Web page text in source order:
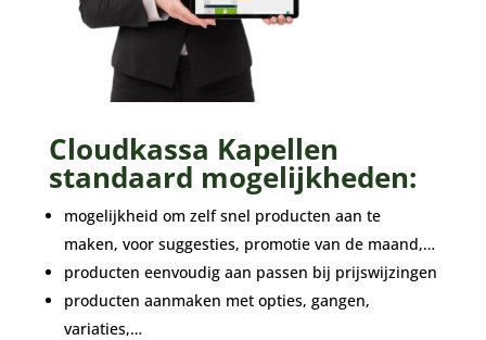
Cloudkassa Kapellen
standaard mogelijkheden:
mogelijkheid om zelf snel producten aan te
maken, voor suggesties, promotie van de maand,…
producten eenvoudig aan passen bij prijswijzingen
producten aanmaken met opties, gangen,
variaties,…